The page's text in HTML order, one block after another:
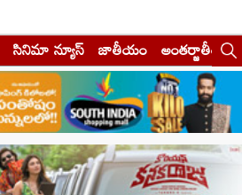
సినిమా న్యూస్ జాతీయం అంతర్జాతీయం